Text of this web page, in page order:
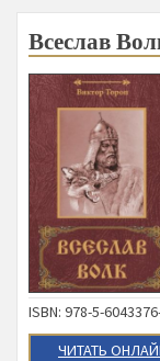
Всеслав
ISBN: 978-5-
ЧИТАТЬ